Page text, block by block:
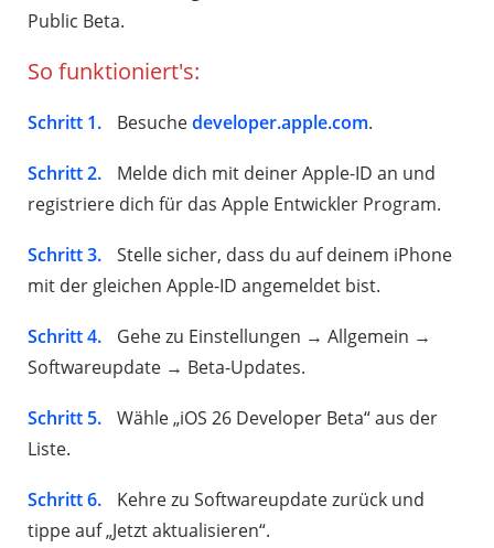
Public Beta.
So funktioniert's:
Schritt 1. Besuchedeveloper.apple.com.
Schritt 2.
Melde dich mit deiner Apple-ID an und
registriere dich für das Apple Entwickler Program.
Schritt 3.
Stelle sicher, dass du auf deinem iPhone
mit der gleichen Apple-ID angemeldet bist.
Schritt 4.
Gehe zu Einstellungen → Allgemein →
Softwareupdate → Beta-Updates.
Schritt 5.
Wähle „iOS 26 Developer Beta“ aus der
Liste.
Schritt 6.
Kehre zu Softwareupdate zurück und
tippe auf „Jetzt aktualisieren“.